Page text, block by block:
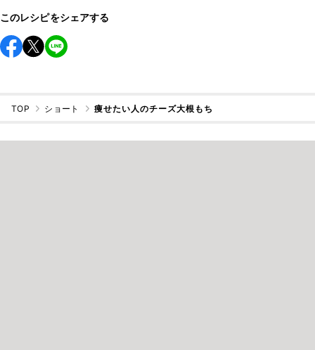
このレシピをシェアする
TOP ショート 痩せたい人のチーズ大根もち